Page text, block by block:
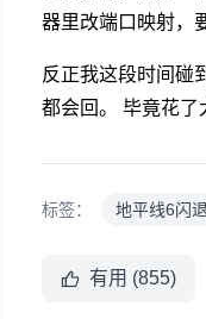
器里改端口映射，
反正我这段时间碰
都会回。 毕竟花了
标签： 地平线6闪
有用 (855)